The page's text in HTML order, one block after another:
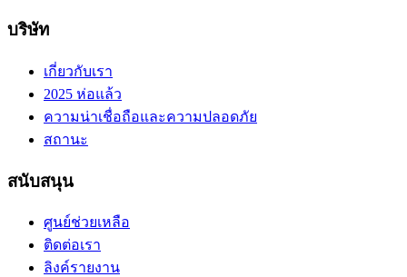
บริษัท
เกี่ยวกับเรา
2025 ห่อแล้ว
ความน่าเชื่อถือและความปลอดภัย
สถานะ
สนับสนุน
ศูนย์ช่วยเหลือ
ติดต่อเรา
ลิงค์รายงาน